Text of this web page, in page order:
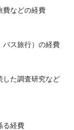
費などの経費
バス旅行）の経費
した調査研究など
る経費